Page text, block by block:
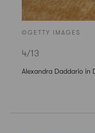
©GETTY IMAGES
4/13
Alexandra Daddario in